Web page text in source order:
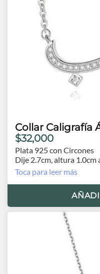
Collar Caligrafía
$32,000
Plata 925 con Circones
Dije 2.7cm, altura 1.0cm
Cadena 44 cm, 3
Toca para leer más